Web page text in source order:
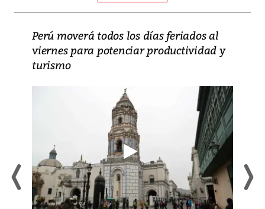
Perú moverá todos los días feriados al
viernes para potenciar productividad y
turismo